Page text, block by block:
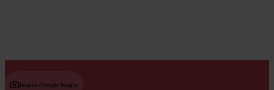
Imagen /Google Imagen